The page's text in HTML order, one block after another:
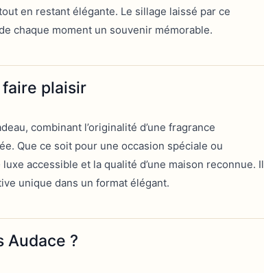
en restant élégante. Le sillage laissé par ce
chaque moment un souvenir mémorable.
plaisir
combinant l’originalité d’une fragrance
Que ce soit pour une occasion spéciale ou
accessible et la qualité d’une maison reconnue. Il
unique dans un format élégant.
Audace ?